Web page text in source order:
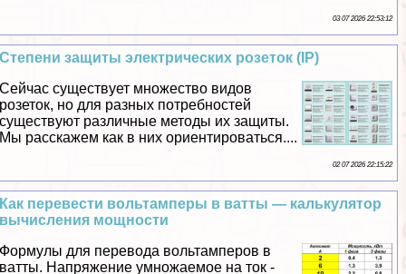
03 07 2026 22:53:12
Степени защиты электрических розеток (IP)
Сейчас существует множество видов
розеток, но для разных потребностей
существуют различные методы их защиты.
Мы расскажем как в них ориентироваться....
02 07 2026 22:15:22
Как перевести вольтамперы в ватты — калькулятор
вычисления мощности
Формулы для перевода вольтамперов в
ватты. Напряжение умножаемое на ток -